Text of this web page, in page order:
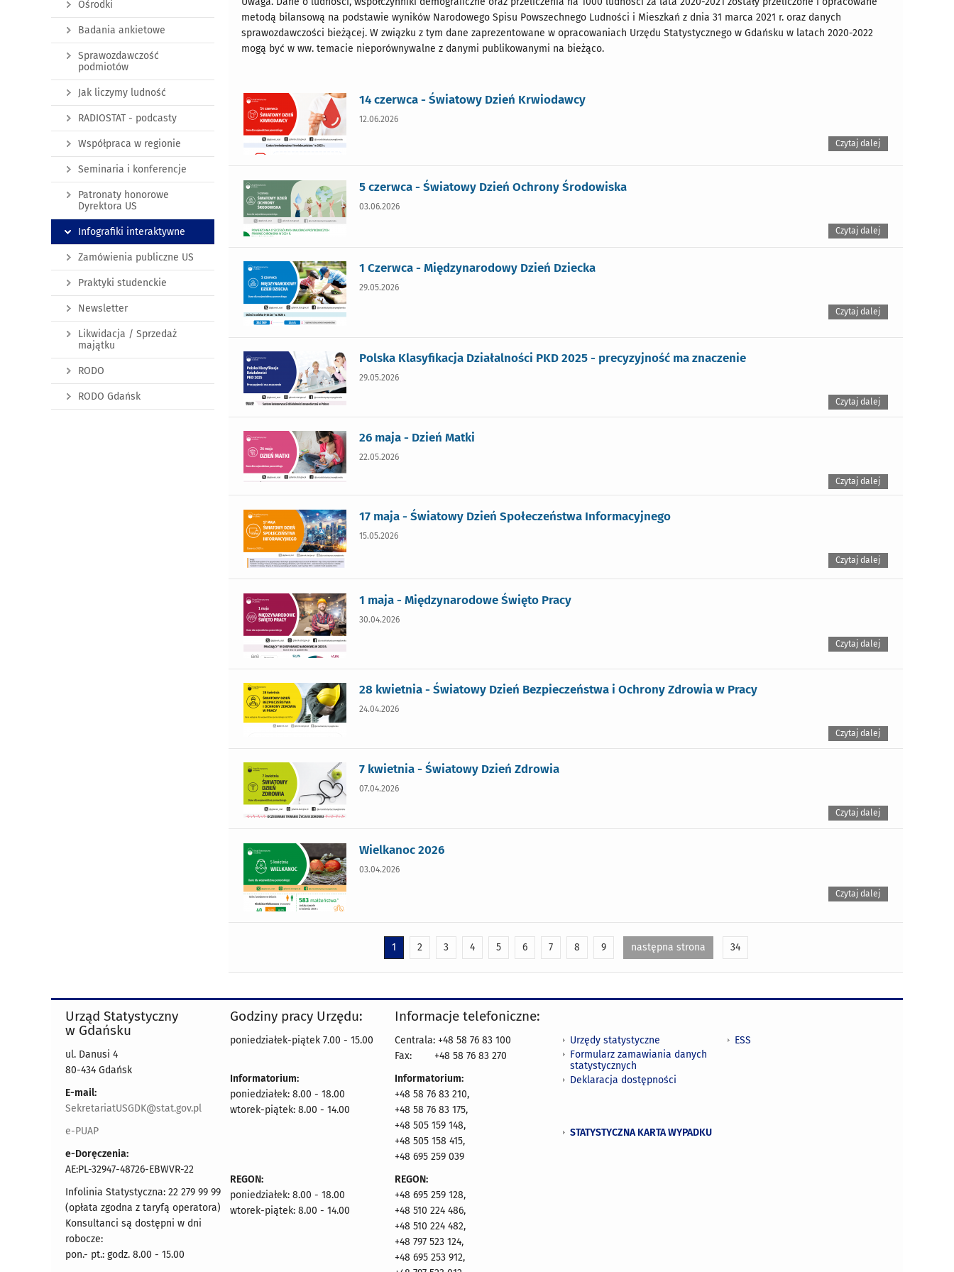
metodą bilansową na podstawie wyników Narodowego Spisu Powszechnego Ludności i Mieszkań z dnia 31 marca 2021 r. oraz danych
sprawozdawczości bieżącej. W związku z tym dane zaprezentowane w opracowaniach Urzędu Statystycznego w Gdańsku w latach 2020-2022
mogą być w ww. temacie nieporównywalne z danymi publikowanymi na bieżąco.
14 czerwca - Światowy Dzień Krwiodawcy
12.06.2026
Czytaj dalej
5 czerwca - Światowy Dzień Ochrony Środowiska
03.06.2026
Czytaj dalej
1 Czerwca - Międzynarodowy Dzień Dziecka
29.05.2026
Czytaj dalej
Polska Klasyfikacja Działalności PKD 2025 - precyzyjność ma znaczenie
29.05.2026
Czytaj dalej
26 maja - Dzień Matki
22.05.2026
Czytaj dalej
17 maja - Światowy Dzień Społeczeństwa Informacyjnego
15.05.2026
Czytaj dalej
1 maja - Międzynarodowe Święto Pracy
30.04.2026
Czytaj dalej
28 kwietnia - Światowy Dzień Bezpieczeństwa i Ochrony Zdrowia w Pracy
24.04.2026
Czytaj dalej
7 kwietnia - Światowy Dzień Zdrowia
07.04.2026
Czytaj dalej
Wielkanoc 2026
03.04.2026
Czytaj dalej
1 2 3 4 5 6 7 8 9 następna strona 34
Ośrodki
Badania ankietowe
Sprawozdawczość
podmiotów
Jak liczymy ludność
RADIOSTAT - podcasty
Współpraca w regionie
Seminaria i konferencje
Patronaty honorowe
Dyrektora US
Infografiki interaktywne
Zamówienia publiczne US
Praktyki studenckie
Newsletter
Likwidacja / Sprzedaż
majątku
RODO
RODO Gdańsk
Urząd Statystyczny
w Gdańsku
ul. Danusi 4
80-434 Gdańsk
E-mail:
SekretariatUSGDK@stat.gov.pl
e-PUAP
e-Doręczenia:
AE:PL-32947-48726-EBWVR-22
Infolinia Statystyczna: 22 279 99 99
(opłata zgodna z taryfą operatora)
Konsultanci są dostępni w dni
robocze:
pon.- pt.: godz. 8.00 - 15.00
Godziny pracy Urzędu:
poniedziałek-piątek 7.00 - 15.00
Informatorium:
poniedziałek: 8.00 - 18.00
wtorek-piątek: 8.00 - 14.00
REGON:
poniedziałek: 8.00 - 18.00
wtorek-piątek: 8.00 - 14.00
Informacje telefoniczne:
Centrala: +48 58 76 83 100
Fax:
+48 58 76 83 270
Informatorium:
+48 58 76 83 210,
+48 58 76 83 175,
+48 505 159 148,
+48 505 158 415,
+48 695 259 039
REGON:
+48 695 259 128,
+48 510 224 486,
+48 510 224 482,
+48 797 523 124,
+48 695 253 912,
Urzędy statystyczne
Formularz zamawiania danych
statystycznych
Deklaracja dostępności
STATYSTYCZNA KARTA WYPADKU
ESS